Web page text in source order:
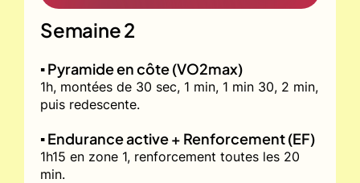
Semaine 2
▪️ Pyramide en côte (VO2max)
1h, montées de 30 sec, 1 min, 1 min 30, 2 min,
puis redescente.
▪️ Endurance active + Renforcement (EF)
1h15 en zone 1, renforcement toutes les 20
min.